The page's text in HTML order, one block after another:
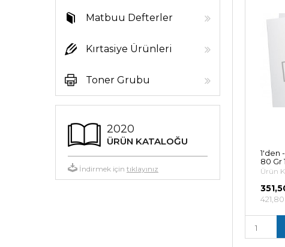
Kağıtları
Matbuu Defterler
Kırtasiye Ürünleri
Toner Grubu
2020
ÜRÜN KATALOĞU
İndirmek için tıklayınız
1'den
80 Gr
Ürün